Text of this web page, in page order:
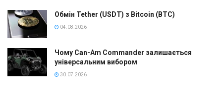
Обмін Tether (USDT) з Bitcoin (BTC)
04.08.2026
Чому Can-Am Commander залишається
універсальним вибором
30.07.2026